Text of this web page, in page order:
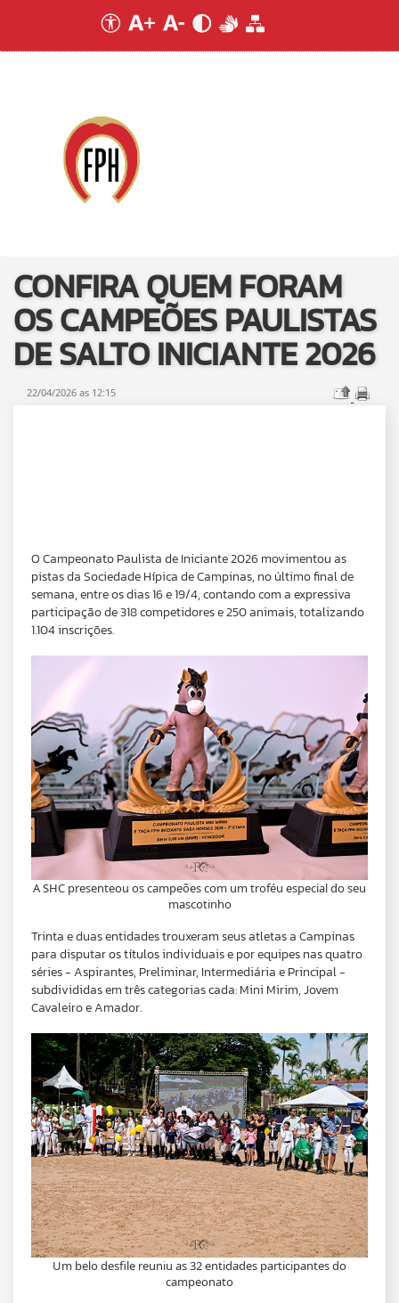
CONFIRA QUEM FORAM
OS CAMPEÕES PAULISTAS
DE SALTO INICIANTE 2026
22/04/2026 as 12:15
O Campeonato Paulista de Iniciante 2026 movimentou as
pistas da Sociedade Hípica de Campinas, no último final de
semana, entre os dias 16 e 19/4, contando com a expressiva
participação de 318 competidores e 250 animais, totalizando
1.104 inscrições.
A SHC presenteou os campeões com um troféu especial do seu
mascotinho
Trinta e duas entidades trouxeram seus atletas a Campinas
para disputar os títulos individuais e por equipes nas quatro
séries - Aspirantes, Preliminar, Intermediária e Principal -
subdivididas em três categorias cada: Mini Mirim, Jovem
Cavaleiro e Amador.
Um belo desfile reuniu as 32 entidades participantes do
campeonato